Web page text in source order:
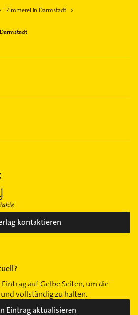
Zimmerei in Darmstadt
Darmstadt
kontaktieren
auf Gelbe Seiten, um die
vollständig zu halten.
Eintrag aktualisieren